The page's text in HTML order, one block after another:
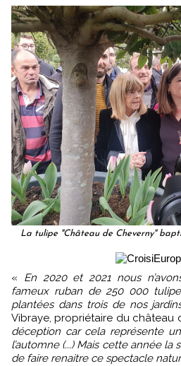
La tulipe "Château de Cheverny"
« En 2020 et 2021 nous n’avons pas pu partager notre
fameux ruban de 250 000
plantées dans trois de nos
Vibraye, propriétaire du château
déception car cela représente
l’automne (...) Mais cette année la
de faire renaitre ce spectacle